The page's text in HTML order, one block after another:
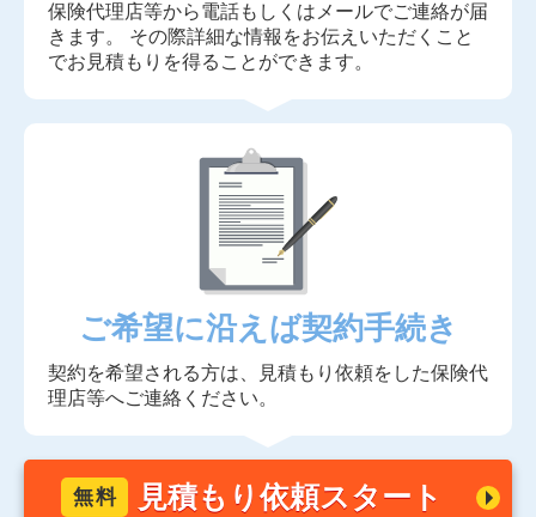
保険代理店等から電話もしくはメールでご連絡が届
きます。 その際詳細な情報をお伝えいただくこと
でお見積もりを得ることができます。
ご希望に沿えば契約手続き
契約を希望される方は、見積もり依頼をした保険代
理店等へご連絡ください。
無料 見積もり依頼スタート